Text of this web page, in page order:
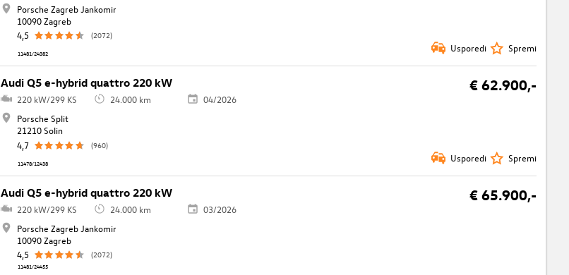
Porsche Zagreb Jankomir
10090 Zagreb
4,5
(2072)
11481/24382 Usporedi Spremi
Audi Q5 e-hybrid quattro 220 kW € 62.900,-
220 kW/299 KS 24.000 km
04/2026
Porsche Split
21210 Solin
4,7
(960)
11478/12438 Usporedi Spremi
Audi Q5 e-hybrid quattro 220 kW € 65.900,-
220 kW/299 KS 24.000 km
03/2026
Porsche Zagreb Jankomir
10090 Zagreb
4,5
(2072)
11481/24455